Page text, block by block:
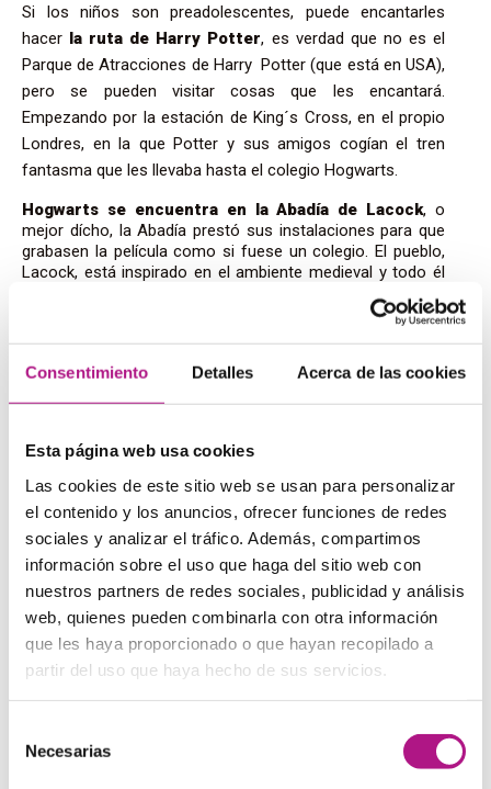
Consentimiento Detalles Acerca de las cookies
Esta página web usa cookies
Las cookies de este sitio web se usan para personalizar
el contenido y los anuncios, ofrecer funciones de redes
sociales y analizar el tráfico. Además, compartimos
información sobre el uso que haga del sitio web con
nuestros partners de redes sociales, publicidad y análisis
web, quienes pueden combinarla con otra información
que les haya proporcionado o que hayan recopilado a
partir del uso que haya hecho de sus servicios.
Necesarias
Si los niños son preadolescentes, puede encantarles
hacer la ruta de Harry Potter, es verdad que no es el
Parque de Atracciones de Harry Potter (que está en USA),
pero se pueden visitar cosas que les encantará.
Empezando por la estación de King´s Cross, en el propio
Londres, en la que Potter y sus amigos cogían el tren
fantasma que les llevaba hasta el colegio Hogwarts.
Hogwarts se encuentra en la Abadía de Lacock, o
mejor dícho, la Abadía prestó sus instalaciones para que
grabasen la película como si fuese un colegio. El pueblo,
Lacock, está inspirado en el ambiente medieval y todo él
visitar la zona de Egipto del Museo Británico o los
dinosaurios del Museo de Historia Natural.
Además, aunque no es nada económico, si que resulta
impresionante subir a la London Eye, la mítica noria
situada muy cerca de parlamento inglés o visitar el Zoo de
la capital inglesa.
En fin, muchísimas ideas que pueden emocionar a los más
pequeños de la casa cuando lleguen a la ciudad de Mary
amigos en el Social Club de What’s Up! en cuanto
regreses. Buen viaje!!